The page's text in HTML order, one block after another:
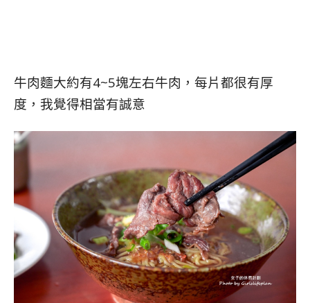
牛肉麵大約有4~5塊左右牛肉，每片都很有厚
度，我覺得相當有誠意